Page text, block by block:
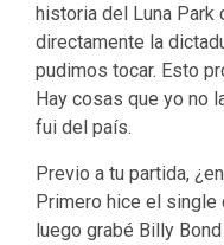
historia del Luna Park
directamente la
pudimos tocar. Esto
Hay cosas que yo no
fui del país.
Previo a tu partida,
Primero hice el single
luego grabé Billy